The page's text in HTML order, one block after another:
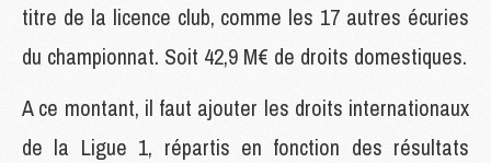
titre de la licence club, comme les 17 autres écuries
du championnat. Soit 42,9 M€ de droits domestiques.
A ce montant, il faut ajouter les droits internationaux
de la Ligue 1, répartis en fonction des résultats